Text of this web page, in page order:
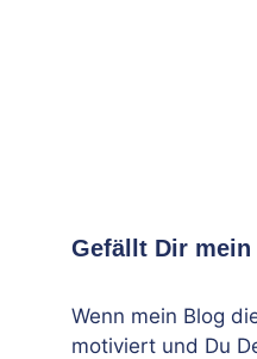
Gefällt Dir mein
Wenn mein Blog
motiviert und Du